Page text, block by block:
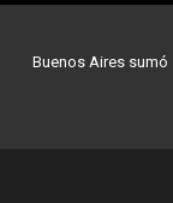
la Los stands